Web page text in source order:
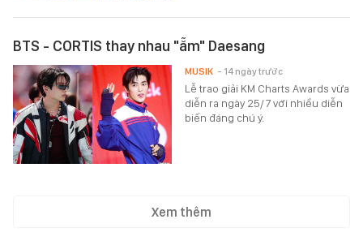
BTS - CORTIS thay nhau "ẵm" Daesang
Lễ trao giải KM Charts Awards vừa
diễn ra ngày 25/7 với nhiều diễn
biến đáng chú ý.
MUSIK - 14 ngày trước
Xem thêm